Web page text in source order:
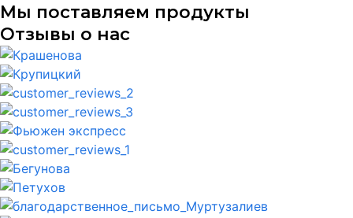
Мы поставляем продукты
Отзывы о нас